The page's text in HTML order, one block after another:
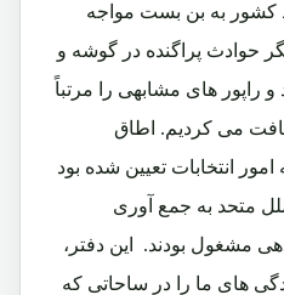
کشور به بن بست مواجه
حوادث پراگنده در گوشه و
راپور های مشابهی را مرتباً
یافت می کردیم. اطاق
انتخابات تعیین شده بود
متحد به جمع آوری
مشغول بودند. این دفتر،
های ما را در ساحاتی که